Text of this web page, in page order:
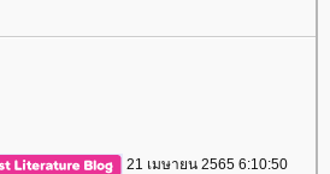
21 เมษายน 2565 6:10:50